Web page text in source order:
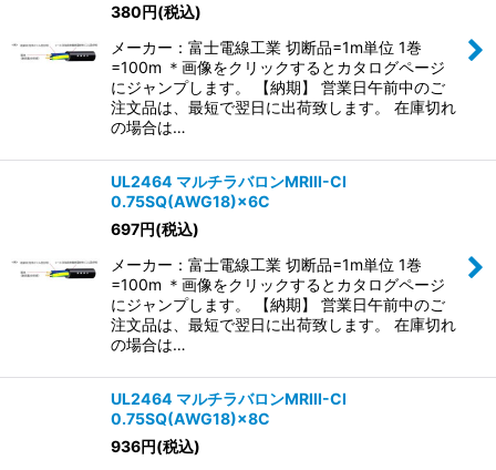
380円(税込)
メーカー：富士電線工業 切断品=1m単位 1巻
=100m ＊画像をクリックするとカタログページ
にジャンプします。 【納期】 営業日午前中のご
注文品は、最短で翌日に出荷致します。 在庫切れ
の場合は…
UL2464 マルチラバロンMRIII-CI
0.75SQ(AWG18)×6C
697円(税込)
メーカー：富士電線工業 切断品=1m単位 1巻
=100m ＊画像をクリックするとカタログページ
にジャンプします。 【納期】 営業日午前中のご
注文品は、最短で翌日に出荷致します。 在庫切れ
の場合は…
UL2464 マルチラバロンMRIII-CI
0.75SQ(AWG18)×8C
936円(税込)